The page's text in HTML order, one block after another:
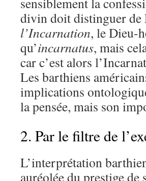
divin doit distinguer
l’Incarnation, le Dieu-
qu’incarnatus, mais
car c’est alors
Les barthiens
implications
la pensée, mais son
2. Par le filtre de
L’interprétation
auréolée du prestige de